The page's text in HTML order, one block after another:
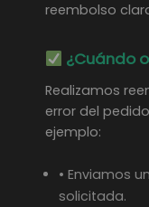
reembolso
¿Cuándo
Realizamos
error del
ejemplo:
• Enviamos
solicitada.